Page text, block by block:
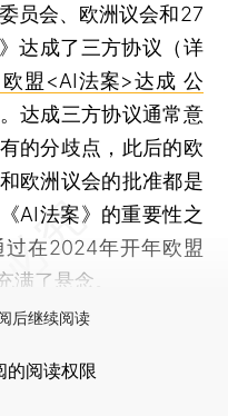
会、欧洲议会和27
达成了三方协议（详
欧盟<AI法案>达成 公
达成三方协议通常意
的分歧点，此后的欧
欧洲议会的批准都是
AI法案》的重要性之
在2024年开年欧盟
满了悬念。
后继续阅读
的阅读权限